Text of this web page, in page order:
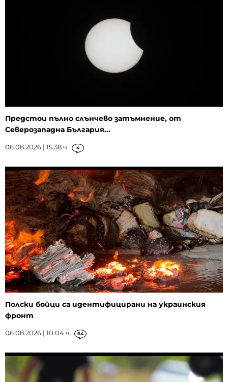
Предстои пълно слънчево затъмнение, от
Северозападна България...
06.08.2026 | 15:38 ч. 4
Полски бойци са идентифицирани на украинския
фронт
06.08.2026 | 10:04 ч. 64